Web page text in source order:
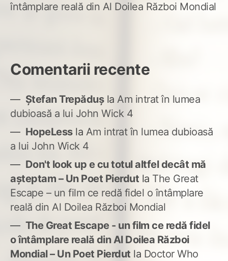
întâmplare reală din Al Doilea Război Mondial
Comentarii recente
Ștefan Trepădușla Am intrat în lumea
dubioasă a lui John Wick 4
HopeLessla Am intrat în lumea dubioasă
a lui John Wick 4
Don't look up e cu totul altfel decât mă
așteptam – Un Poet Pierdut la The Great
Escape – un film ce redă fidel o întâmplare
reală din Al Doilea Război Mondial
The Great Escape - un film ce redă fidel
o întâmplare reală din Al Doilea Război
Mondial – Un Poet Pierdut la Doctor Who